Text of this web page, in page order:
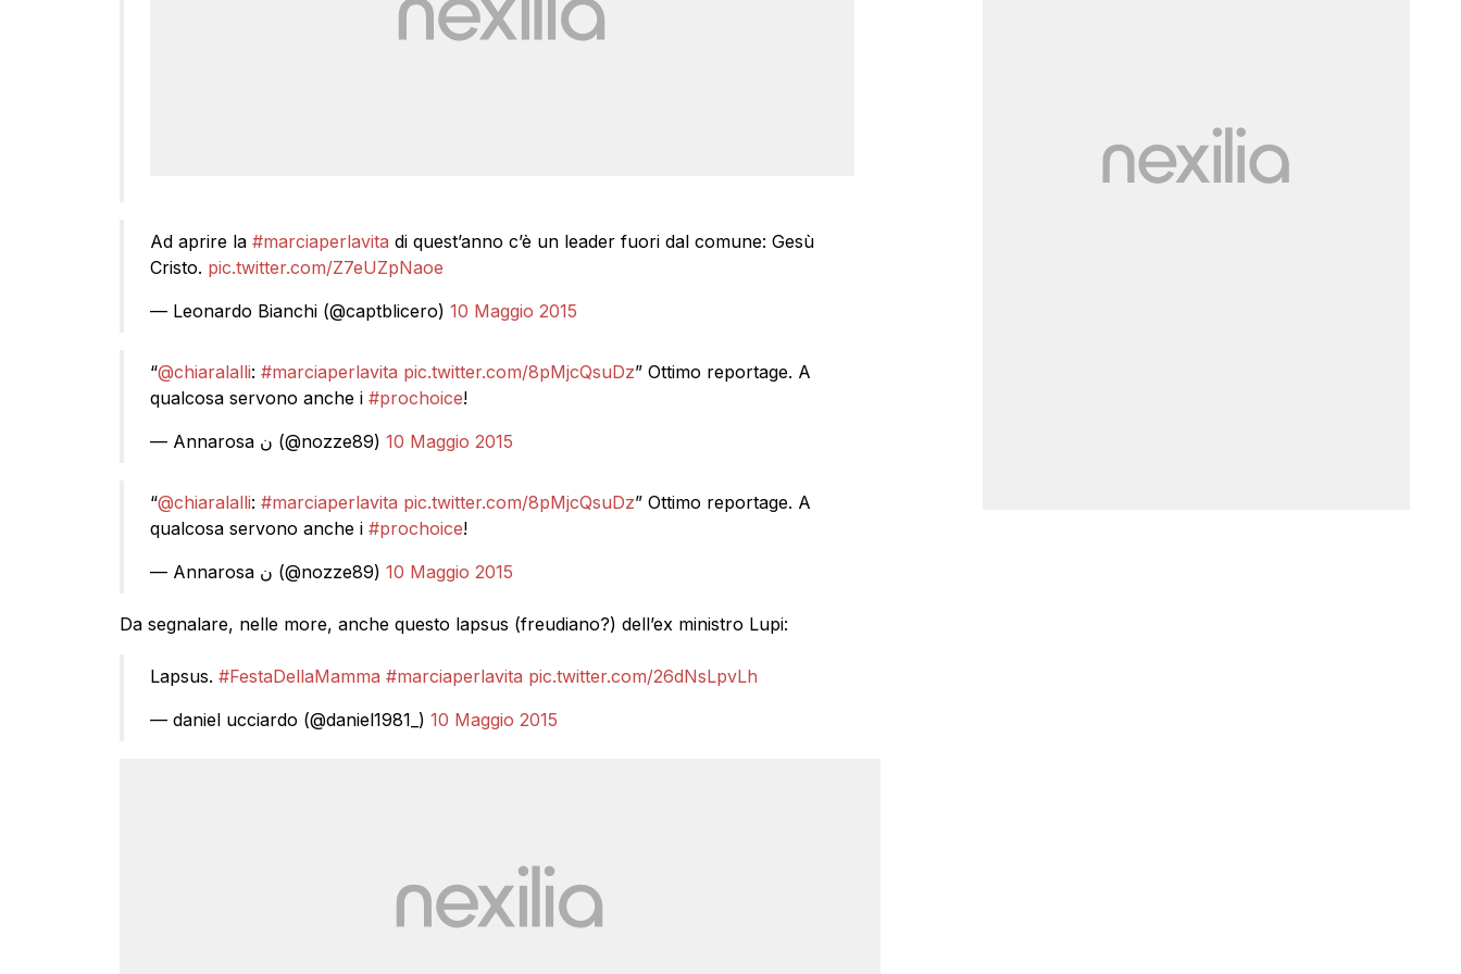
Ad aprire la #marciaperlavita di quest’anno c’è un leader fuori dal comune: Gesù
Cristo. pic.twitter.com/Z7eUZpNaoe
— Leonardo Bianchi (@captblicero) 10 Maggio 2015
“@chiaralalli: #marciaperlavita pic.twitter.com/8pMjcQsuDz” Ottimo reportage. A
qualcosa servono anche i #prochoice!
— Annarosa ن (@nozze89) 10 Maggio 2015
“@chiaralalli: #marciaperlavita pic.twitter.com/8pMjcQsuDz” Ottimo reportage. A
qualcosa servono anche i #prochoice!
— Annarosa ن (@nozze89) 10 Maggio 2015
Da segnalare, nelle more, anche questo lapsus (freudiano?) dell’ex ministro Lupi:
Lapsus. #FestaDellaMamma #marciaperlavita pic.twitter.com/26dNsLpvLh
— daniel ucciardo (@daniel1981_) 10 Maggio 2015